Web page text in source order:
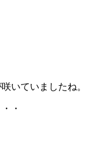
いていましたね。
・